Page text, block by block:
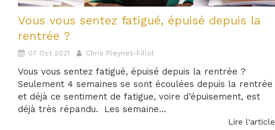
Vous vous sentez fatigué, épuisé depuis la
rentrée ?
07 Oct 2021 Chris Pleynet-Fillol
Vous vous sentez fatigué, épuisé depuis la rentrée ?
Seulement 4 semaines se sont écoulées depuis la rentrée
et déjà ce sentiment de fatigue, voire d’épuisement, est
déjà très répandu. Les semaine...
Lire l'article